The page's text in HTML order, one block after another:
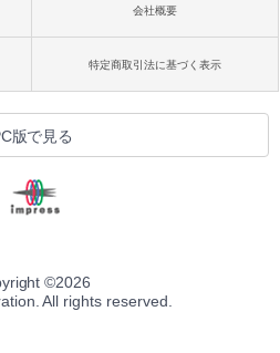
会社概要
特定商取引法に基づく表示
版で見る
©2026
All rights reserved.